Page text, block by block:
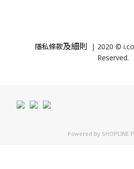
隱私條款及細則
| 2020 ©
Reserved.
Powered by SHOPLINE